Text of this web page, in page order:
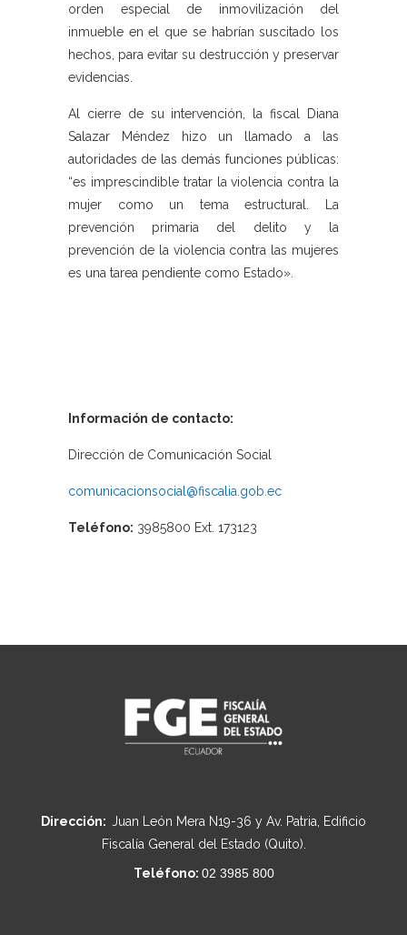
orden especial de inmovilización del
inmueble en el que se habrían suscitado los
hechos, para evitar su destrucción y preservar
evidencias.
Al cierre de su intervención, la fiscal Diana
Salazar Méndez hizo un llamado a las
autoridades de las demás funciones públicas:
“es imprescindible tratar la violencia contra la
mujer como un tema estructural. La
prevención primaria del delito y la
prevención de la violencia contra las mujeres
es una tarea pendiente como Estado».
Información de contacto:
Dirección de Comunicación Social
comunicacionsocial@fiscalia.gob.ec
Teléfono: 3985800 Ext. 173123
Dirección: Juan León Mera N19-36 y Av. Patria, Edificio
Fiscalía General del Estado (Quito).
Teléfono: 02 3985 800